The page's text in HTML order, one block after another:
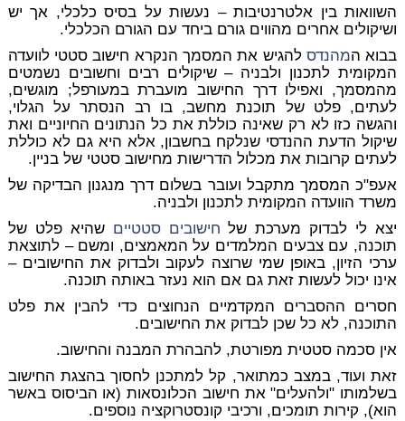
השוואות בין אלטרנטיבות – נעשות על בסיס כלכלי, אך יש
ושיקולים אחרים מהווים גורם ביחד עם הגורם הכלכלי.
בבוא המהנדס להגיש את המסמך הנקרא חישוב סטטי לוועדה
המקומית לתכנון ולבניה – שיקולים רבים וחשובים נשמטים
מהמסמך, ואפילו דרך החישוב מועברת במעורפל; מוגשים,
לעתים, פלט של תוכנת מחשב, בו רב הנסתר על הגלוי,
והגשה כזו לא רק שאינה כוללת את כל הנתונים החיוניים ואת
שיקול הדעת ההנדסי שנלקח בחשבון, אלא היא גם לא כוללת
לעתים קרובות את מכלול הדרישות מחישוב סטטי של בניין.
אעפ"כ המסמך מתקבל ועובר בשלום דרך מנגנון הבדיקה של
משרד הוועדה המקומית לתכנון ולבניה.
יצא לי לבדוק מערכת של חישובים סטטיים שהיא פלט של
תוכנה, עם צבעים המלמדים על המאמצים, ומשם – לתוצאת
ערכי הזיון, באופן שמי שרוצה לעקוב ולבדוק את החישובים –
אינו יכול לעשות זאת גם אם הוא נעזר באותה תוכנה.
חסרים ההסברים המקדמיים הנחוצים כדי להבין את פלט
התוכנה, לא כל שכן לבדוק את החישובים.
אין סכמה סטטית מפורטת, להבהרת המבנה והחישוב.
זאת ועוד, במצב כמתואר, קל למתכנן לחסוך בהצגת החישוב
בשלמותו "ולהעלים" את חישוב הכלונסאות (או הביסוס באשר
הוא), קירות תומכים, ורכיבי קונסטרוקציה נוספים.